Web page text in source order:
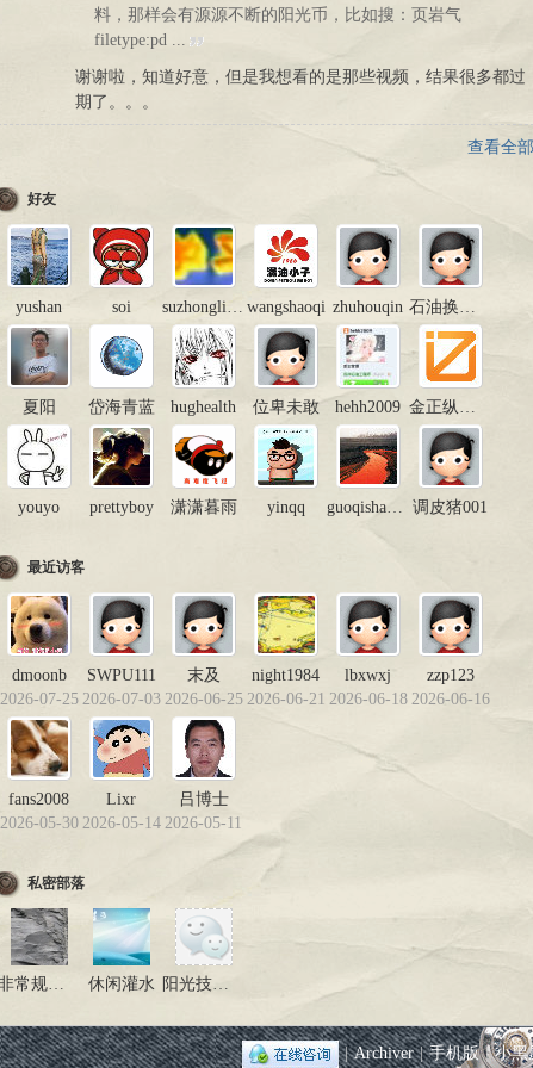
料，那样会有源源不断的阳光币，比如搜：页岩气
filetype:pd ...
谢谢啦，知道好意，但是我想看的是那些视频，结果很多都过
期了。。。
查看全部
好友
yushan soi suzhongliang wangshaoqi zhuhouqin
夏阳 岱海青蓝 hughealth 位卑未敢 hehh2009
youyo prettyboy 潇潇暮雨 yinqq 调皮猪001
最近访客
dmoonb
2026-07-25
SWPU111
2026-07-03
末及
2026-06-25
night1984
2026-06-21
lbxwxj
2026-06-18
zzp123
2026-06-16
fans2008
2026-05-30
Lixr
2026-05-14
吕博士
2026-05-11
私密部落
休闲灌水
| Archiver | 手机版 | 小黑